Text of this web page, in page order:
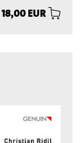
18,00 EUR